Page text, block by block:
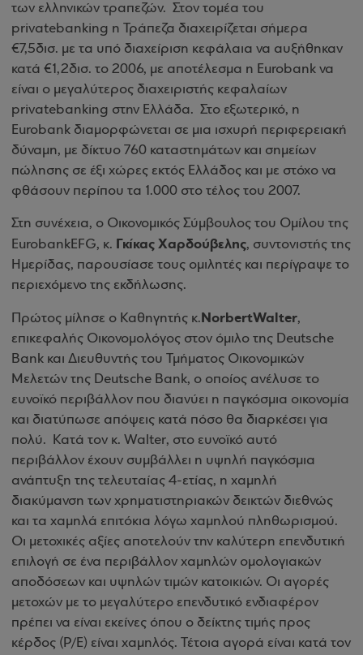
των ελληνικών τραπεζών. Στον τομέα του
privatebanking η Τράπεζα διαχειρίζεται σήμερα
€7,5δισ. με τα υπό διαχείριση κεφάλαια να αυξήθηκαν
κατά €1,2δισ. το 2006, με αποτέλεσμα η Eurobank να
είναι ο μεγαλύτερος διαχειριστής κεφαλαίων
privatebanking στην Ελλάδα. Στο εξωτερικό, η
Eurobank διαμορφώνεται σε μια ισχυρή περιφερειακή
δύναμη, με δίκτυο 760 καταστημάτων και σημείων
πώλησης σε έξι χώρες εκτός Ελλάδος και με στόχο να
φθάσουν περίπου τα 1.000 στο τέλος του 2007.
Στη συνέχεια, ο Οικονομικός Σύμβουλος του Ομίλου της
EurobankEFG, κ. Γκίκας Χαρδούβελης, συντονιστής της
Ημερίδας, παρουσίασε τους ομιλητές και περίγραψε το
περιεχόμενο της εκδήλωσης.
Πρώτος μίλησε ο Καθηγητής κ.NorbertWalter,
επικεφαλής Οικονομολόγος στον όμιλο της Deutsche
Bank και Διευθυντής του Τμήματος Οικονομικών
Μελετών της Deutsche Bank, ο οποίος ανέλυσε το
ευνοϊκό περιβάλλον που διανύει η παγκόσμια οικονομία
και διατύπωσε απόψεις κατά πόσο θα διαρκέσει για
πολύ. Κατά τον κ. Walter, στο ευνοϊκό αυτό
περιβάλλον έχουν συμβάλλει η υψηλή παγκόσμια
ανάπτυξη της τελευταίας 4-ετίας, η χαμηλή
διακύμανση των χρηματιστηριακών δεικτών διεθνώς
και τα χαμηλά επιτόκια λόγω χαμηλού πληθωρισμού.
Οι μετοχικές αξίες αποτελούν την καλύτερη επενδυτική
επιλογή σε ένα περιβάλλον χαμηλών ομολογιακών
αποδόσεων και υψηλών τιμών κατοικιών. Οι αγορές
μετοχών με το μεγαλύτερο επενδυτικό ενδιαφέρον
πρέπει να είναι εκείνες όπου ο δείκτης τιμής προς
κέρδος (Ρ/Ε) είναι χαμηλός. Τέτοια αγορά είναι κατά τον